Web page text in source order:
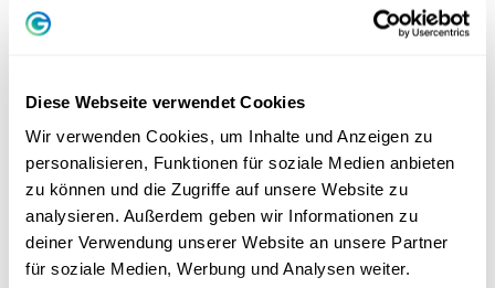
Diese Webseite verwendet Cookies
Wir verwenden Cookies, um Inhalte und Anzeigen zu
personalisieren, Funktionen für soziale Medien anbieten
zu können und die Zugriffe auf unsere Website zu
analysieren. Außerdem geben wir Informationen zu
deiner Verwendung unserer Website an unsere Partner
für soziale Medien, Werbung und Analysen weiter.
Gepflegter Genuss kann glücklich machen,
allerdings darfst du es damit nicht übertreiben.
Gefahr, dass dasGlücksgefühlund die
Sinnhaftigkeit irgendwann verloren gehen.
Trainiere deine positive Haltung
Das Glück soll dem Leben einen Sinn verleihen
– funktioniert das tatsächlich? Ein Problem